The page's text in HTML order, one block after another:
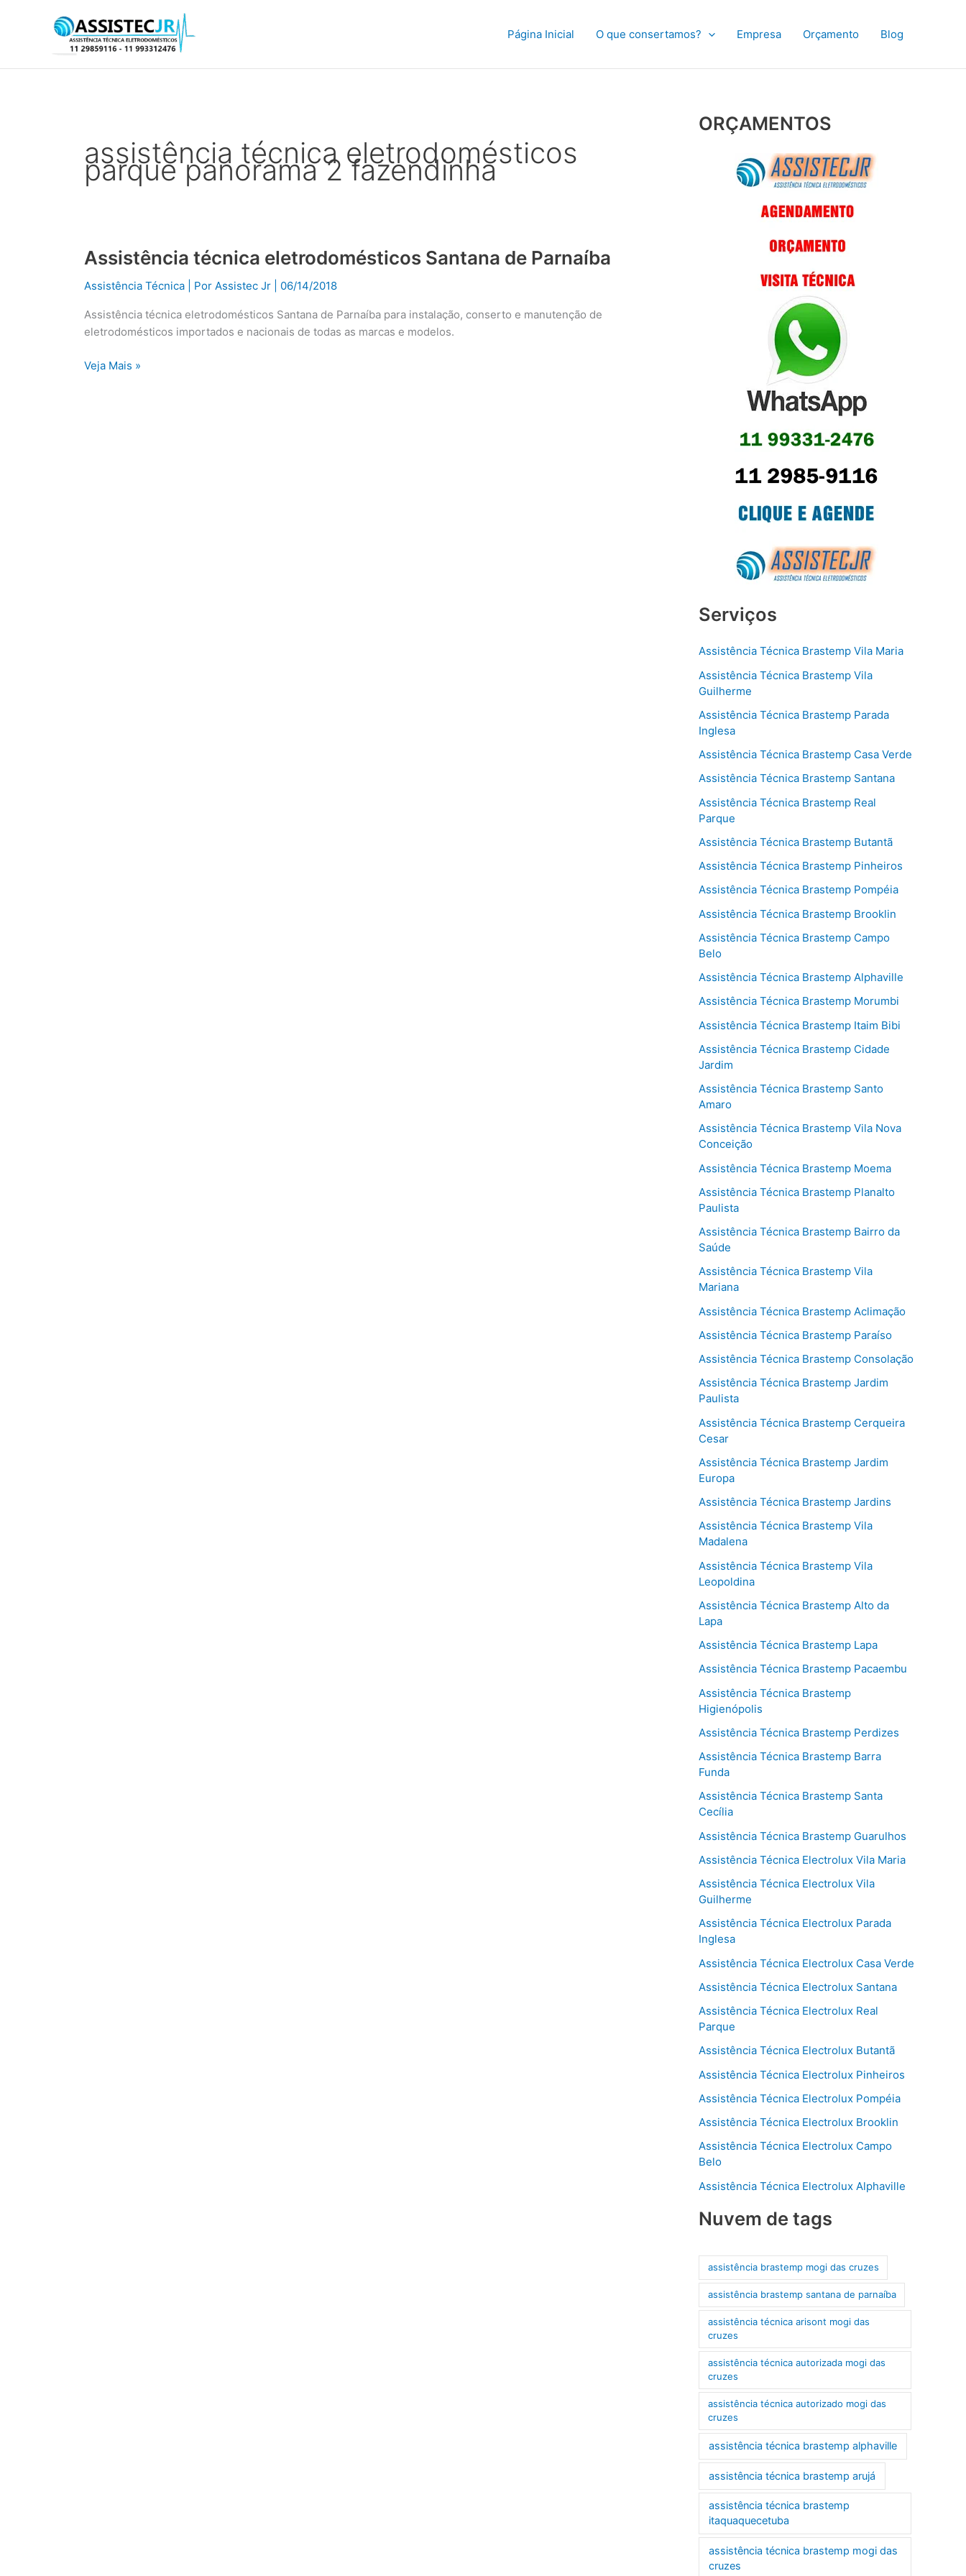
Página Inicial O que consertamos? Empresa Orçamento Blog
assistência técnica eletrodomésticos
parque panorama 2 fazendinha
Assistência técnica eletrodomésticos Santana de Parnaíba
Assistência Técnica | Por Assistec Jr 06/14/2018
Assistência técnica eletrodomésticos Santana de Parnaíba para instalação, conserto e manutenção de
eletrodomésticos importados e nacionais de todas as marcas e modelos.
Assistência
eletrodomésticos
de
Parnaíba
Veja Mais »
ORÇAMENTOS
Serviços
Assistência Técnica Brastemp Vila Maria
Assistência Técnica Brastemp Vila
Guilherme
Assistência Técnica Brastemp Parada
Inglesa
Assistência Técnica Brastemp Casa Verde
Assistência Técnica Brastemp Santana
Assistência Técnica Brastemp Real
Parque
Assistência Técnica Brastemp Butantã
Assistência Técnica Brastemp Pinheiros
Assistência Técnica Brastemp Pompéia
Assistência Técnica Brastemp Brooklin
Assistência Técnica Brastemp Campo
Belo
Assistência Técnica Brastemp Alphaville
Assistência Técnica Brastemp Morumbi
Assistência Técnica Brastemp Itaim Bibi
Assistência Técnica Brastemp Cidade
Jardim
Assistência Técnica Brastemp Santo
Amaro
Assistência Técnica Brastemp Vila Nova
Conceição
Assistência Técnica Brastemp Moema
Assistência Técnica Brastemp Planalto
Paulista
Assistência Técnica Brastemp Bairro da
Saúde
Assistência Técnica Brastemp Vila
Mariana
Assistência Técnica Brastemp Aclimação
Assistência Técnica Brastemp Paraíso
Assistência Técnica Brastemp Consolação
Assistência Técnica Brastemp Jardim
Paulista
Assistência Técnica Brastemp Cerqueira
Cesar
Assistência Técnica Brastemp Jardim
Europa
Assistência Técnica Brastemp Jardins
Assistência Técnica Brastemp Vila
Madalena
Assistência Técnica Brastemp Vila
Leopoldina
Assistência Técnica Brastemp Alto da
Lapa
Assistência Técnica Brastemp Lapa
Assistência Técnica Brastemp Pacaembu
Assistência Técnica Brastemp
Higienópolis
Assistência Técnica Brastemp Perdizes
Assistência Técnica Brastemp Barra
Funda
Assistência Técnica Brastemp Santa
Cecília
Assistência Técnica Brastemp Guarulhos
Assistência Técnica Electrolux Vila Maria
Assistência Técnica Electrolux Vila
Guilherme
Assistência Técnica Electrolux Parada
Inglesa
Assistência Técnica Electrolux Casa Verde
Assistência Técnica Electrolux Santana
Assistência Técnica Electrolux Real
Parque
Assistência Técnica Electrolux Butantã
Assistência Técnica Electrolux Pinheiros
Assistência Técnica Electrolux Pompéia
Assistência Técnica Electrolux Brooklin
Assistência Técnica Electrolux Campo
Belo
Assistência Técnica Electrolux Alphaville
Nuvem de tags
assistência brastemp mogi das cruzes
assistência brastemp santana de parnaíba
assistência técnica arisont mogi das
cruzes
assistência técnica autorizada mogi das
cruzes
assistência técnica autorizado mogi das
cruzes
assistência técnica brastemp alphaville
assistência técnica brastemp arujá
assistência técnica brastemp
itaquaquecetuba
assistência técnica brastemp mogi das
cruzes